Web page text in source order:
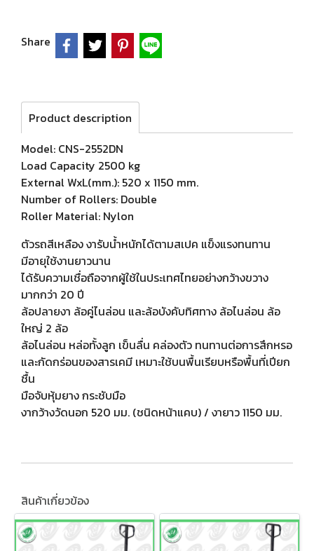
Share
Product description
Model: CNS-2552DN
Load Capacity 2500 kg
External WxL(mm.): 520 x 1150 mm.
Number of Rollers: Double
Roller Material: Nylon
ตัวรถสีเหลือง งารับน้ำหนักได้ตามสเปค แข็งแรงทนทาน
มีอายุใช้งานยาวนาน
ได้รับความเชื่อถือจากผู้ใช้ในประเทศไทยอย่างกว้างขวาง
มากกว่า 20 ปี
ล้อปลายงา ล้อคู่ไนล่อน และล้อบังคับทิศทาง ล้อไนล่อน ล้อ
ใหญ่ 2 ล้อ
ล้อไนล่อน หล่อทั้งลูก เข็นลื่น คล่องตัว ทนทานต่อการสึกหรอ
และกัดกร่อนของสารเคมี เหมาะใช้บนพื้นเรียบหรือพื้นที่เปียก
ชื้น
มือจับหุ้มยาง กระชับมือ
งากว้างวัดนอก 520 มม. (ชนิดหน้าแคบ) / งายาว 1150 มม.
สินค้าเกี่ยวข้อง